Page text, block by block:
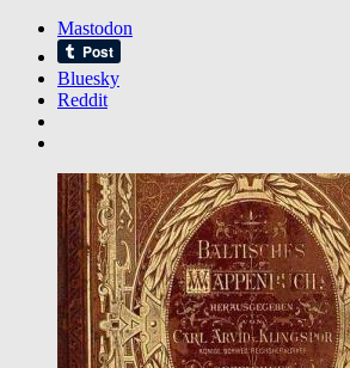
Mastodon
Bluesky
Reddit